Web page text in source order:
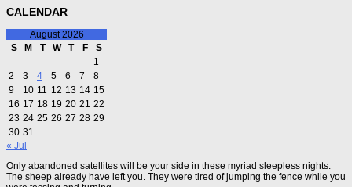
CALENDAR
August 2026
S
M T W T F
S
1
2
3 4 5 6 7
8
9
10 11 12 13 14 15
16 17 18 19 20 21 22
23 24 25 26 27 28 29
30 31
« Jul
Only abandoned satellites will be your side in these myriad sleepless nights.
The sheep already have left you. They were tired of jumping the fence while you